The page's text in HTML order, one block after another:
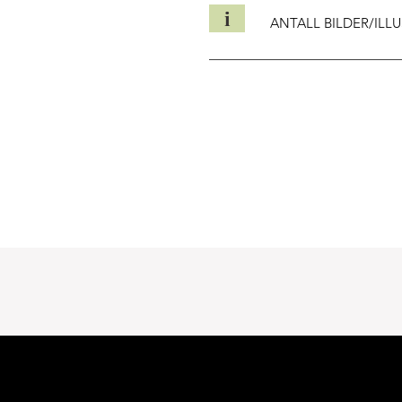
i ANTALL BILDER/